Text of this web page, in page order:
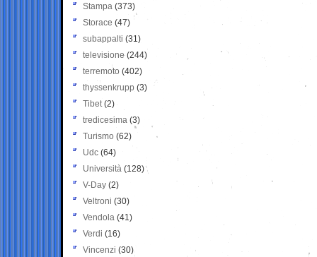
Stampa (373)
Storace (47)
subappalti (31)
televisione(244)
terremoto (402)
thyssenkrupp (3)
Tibet(2)
tredicesima (3)
Turismo (62)
Udc (64)
Università (128)
V-Day (2)
Veltroni (30)
Vendola (41)
Verdi (16)
Vincenzi (30)